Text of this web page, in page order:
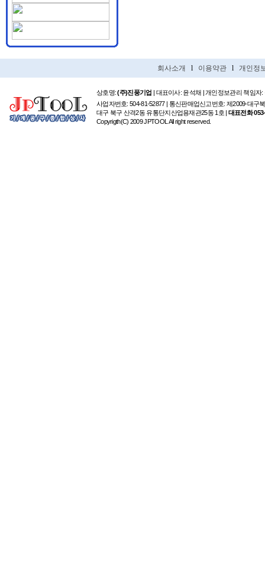
회사소개 l 이용약관 l 개인정
상호명:(주)진풍기업 | 대표이사: 윤석채 | 개인정보관리 책임자:
사업자번호: 504-81-52877 | 통신판매업신고번호: 제2009-대구
대구 북구 산격2동 유통단지산업용재관25동 1호 | 대표전화
Copyrigth(C) 2009 JPTOOL All right reserved.